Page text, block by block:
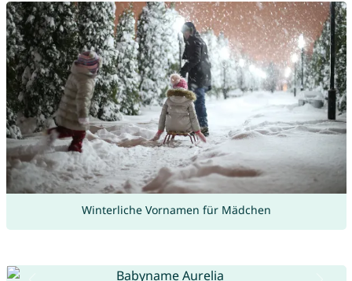
Winterliche Vornamen für Mädchen